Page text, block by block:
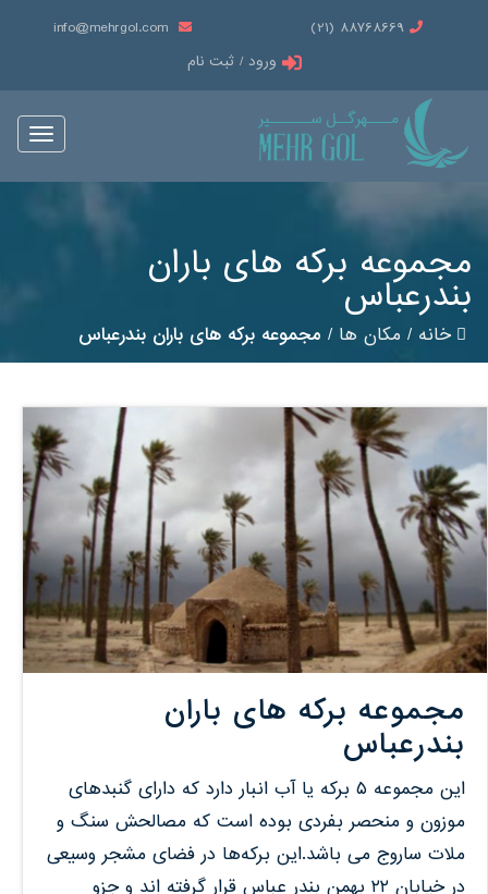
88768669 (21)
info@mehrgol.com
ورود / ثبت نام
Toggle
مجموعه برکه های باران
بندرعباس
خانه/ مکان ها/ مجموعه برکه های باران بندرعباس
مجموعه برکه های باران
بندرعباس
این مجموعه ۵ برکه یا آب انبار دارد که دارای گنبد‌های
موزون و منحصر بفردی بوده است که مصالحش سنگ و
ملات ساروج می باشد.این برکه‌ها در فضای مشجر وسیعی
در خیابان ۲۲ بهمن بندر عباس قرار گرفته اند و جزو